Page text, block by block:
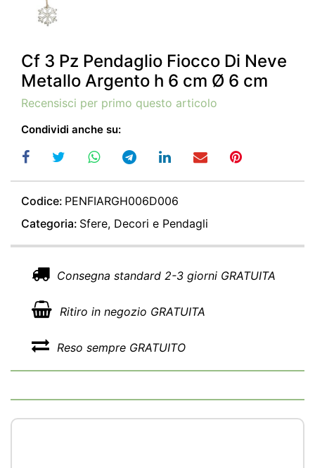
Cf 3 Pz Pendaglio Fiocco Di Neve
Metallo Argento h 6 cm Ø 6 cm
Recensisci per primo questo articolo
Condividi anche su:
Codice: PENFIARGH006D006
Categoria: Sfere, Decori e Pendagli
Consegna standard 2-3 giorni GRATUITA
Ritiro in negozio GRATUITA
Reso sempre GRATUITO